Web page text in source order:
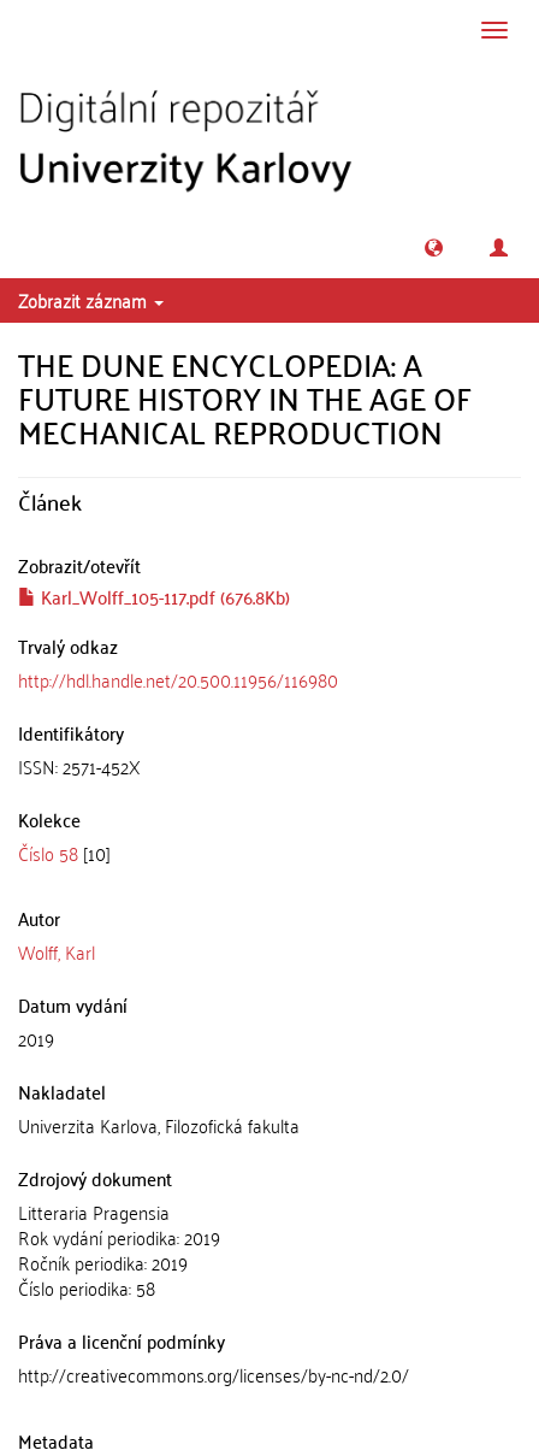
Zobrazit záznam
THE DUNE ENCYCLOPEDIA: A
FUTURE HISTORY IN THE AGE OF
MECHANICAL REPRODUCTION
Článek
Zobrazit/otevřít
Karl_Wolff_105-117.pdf (676.8Kb)
Trvalý odkaz
http://hdl.handle.net/20.500.11956/116980
Identifikátory
ISSN: 2571-452X
Kolekce
Číslo 58[10]
Autor
Wolff, Karl
Datum vydání
2019
Nakladatel
Univerzita Karlova, Filozofická fakulta
Zdrojový dokument
Litteraria Pragensia
Rok vydání periodika: 2019
Ročník periodika: 2019
Číslo periodika: 58
Práva a licenční podmínky
http://creativecommons.org/licenses/by-nc-nd/2.0/
Metadata